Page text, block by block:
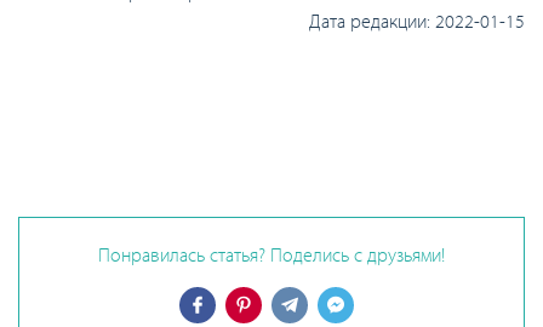
Дата редакции: 2022-01-15
Понравилась статья? Поделись с друзьями!